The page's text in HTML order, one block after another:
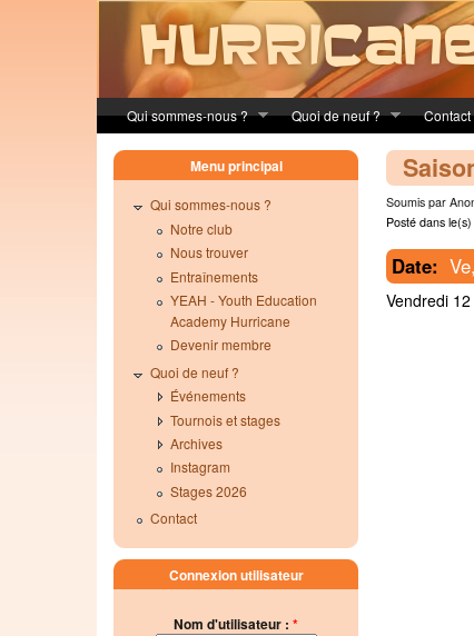
Qui sommes-nous ? Quoi de neuf ? Contact
Soumis par
Posté dans
Date:
Vendredi
Menu principal
Qui sommes-nous ?
Notre club
Nous trouver
Entraînements
YEAH - Youth Education
Academy Hurricane
Devenir membre
Quoi de neuf ?
Événements
Tournois et stages
Archives
Instagram
Stages 2026
Contact
Connexion utilisateur
Nom d'utilisateur :*